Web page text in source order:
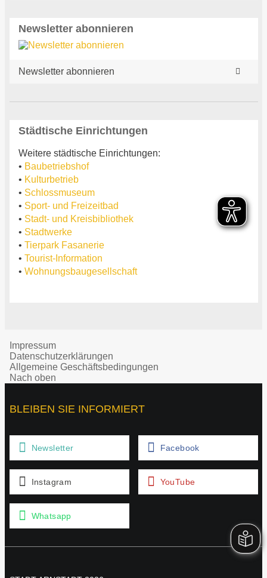
Newsletter abonnieren
Newsletter abonnieren
Städtische Einrichtungen
Weitere städtische Einrichtungen:
• Baubetriebshof
• Kulturbetrieb
• Schlossmuseum
• Sport- und Freizeitbad
• Stadt- und Kreisbibliothek
• Stadtwerke
• Tierpark Fasanerie
• Tourist-Information
• Wohnungsbaugesellschaft
Impressum
Datenschutzerklärungen
Allgemeine Geschäftsbedingungen
Nach oben
BLEIBEN SIE INFORMIERT
Newsletter Facebook
Instagram YouTube
Whatsapp